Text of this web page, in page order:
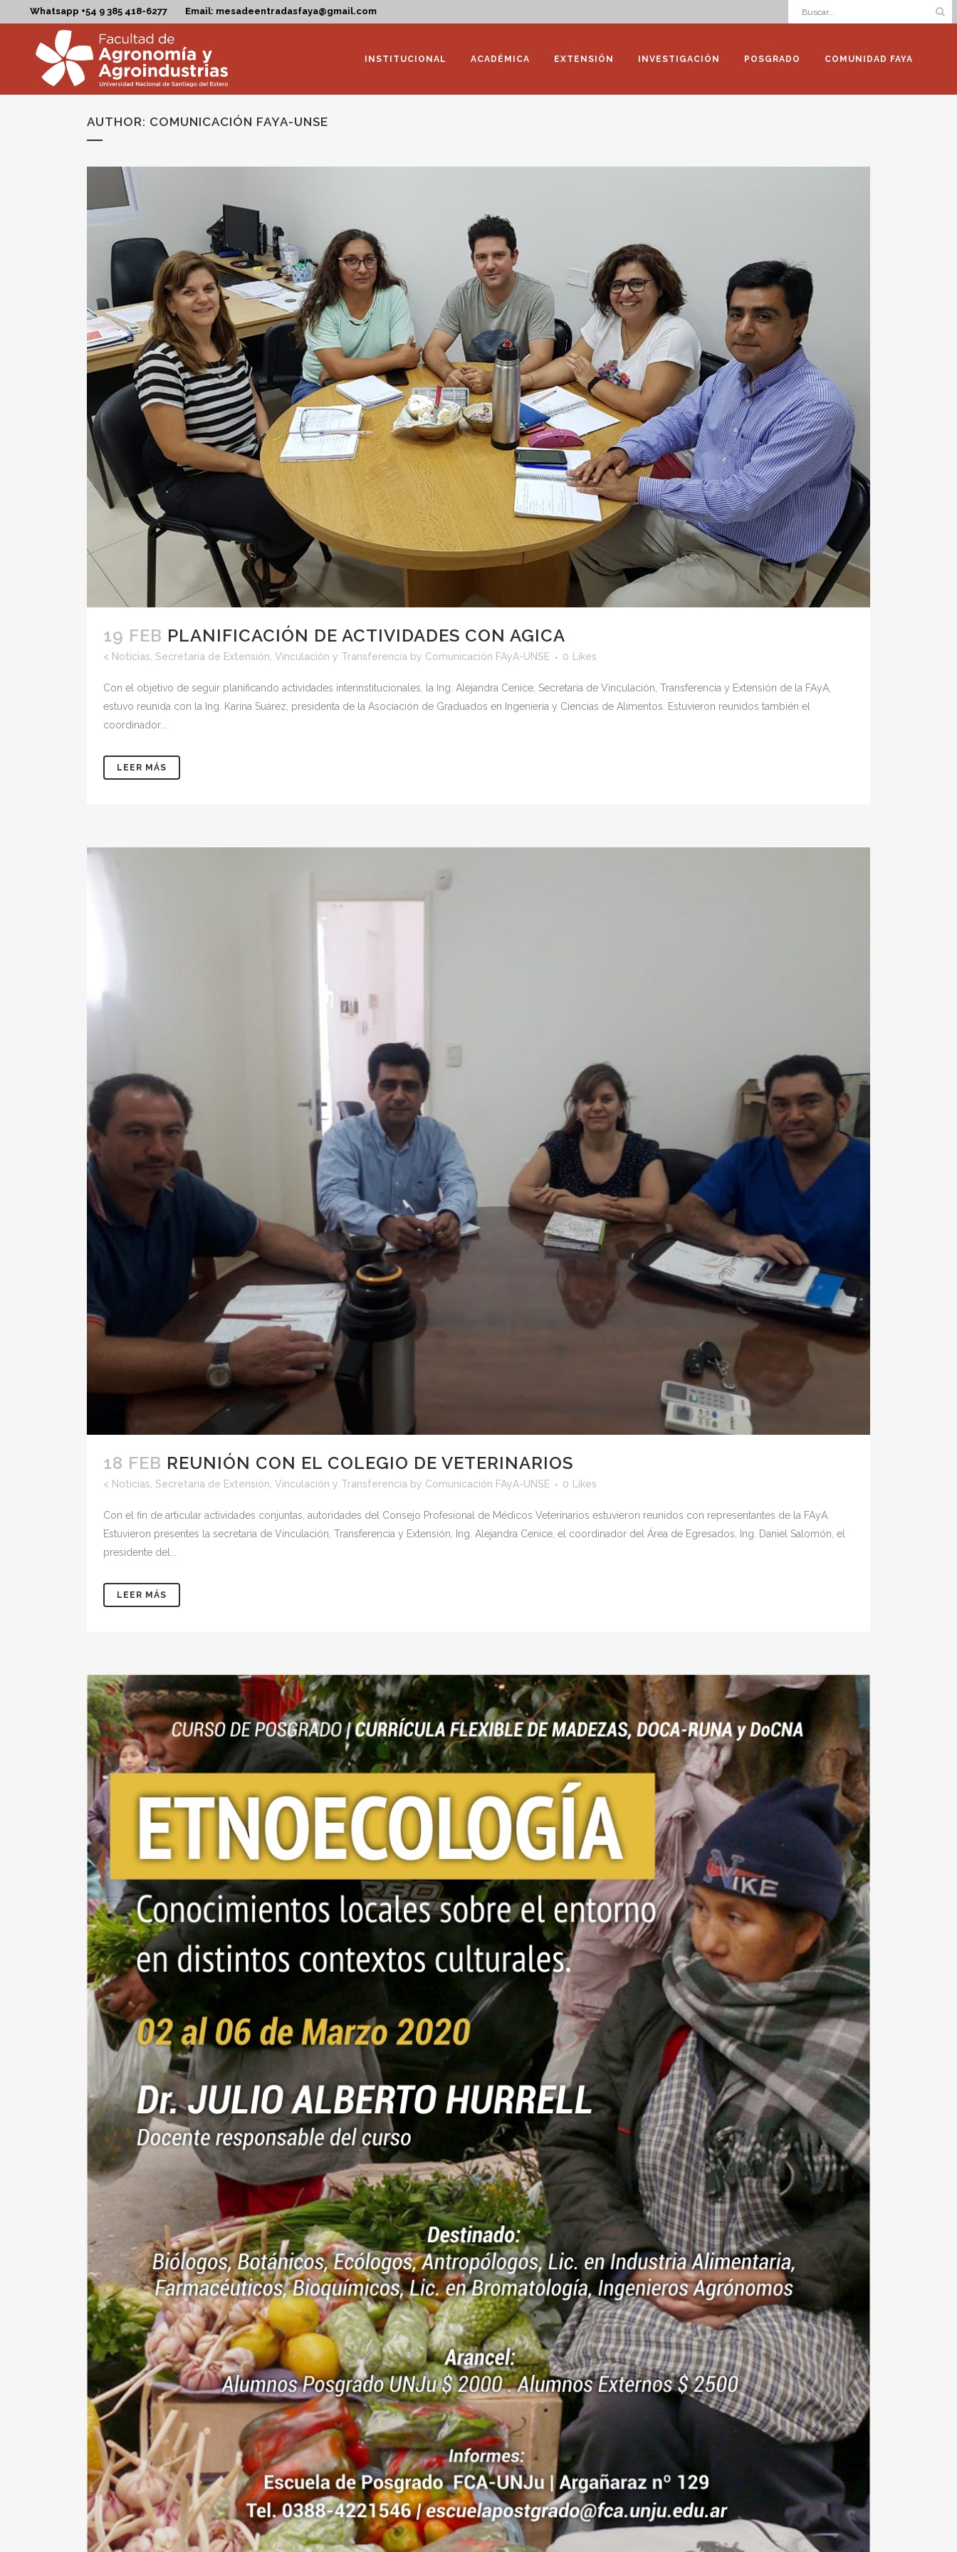
Email: mesadeentradasfaya@gmail.com
Whatsapp +54 9 385 418-6277
INSTITUCIONAL ACADÉMICA EXTENSIÓN INVESTIGACIÓN POSGRADO COMUNIDAD FAYA
AUTHOR: COMUNICACIÓN FAYA-UNSE
19 FEB PLANIFICACIÓN DE ACTIVIDADES CON AGICA
< Noticias Secretaria de Extensión, Vinculación y Transferencia by Comunicación FAyA-UNSE 0 Likes
Con el objetivo de seguir planificando actividades interinstitucionales, la Ing. Alejandra Cenice, Secretaria de Vinculación, Transferencia y Extensión de la FAyA,
estuvo reunida con la Ing. Karina Suárez, presidenta de la Asociación de Graduados en Ingeniería y Ciencias de Alimentos. Estuvieron reunidos también el
coordinador...
LEER MÁS
18 FEB REUNIÓN CON EL COLEGIO DE VETERINARIOS
< Noticias Secretaria de Extensión, Vinculación y Transferencia by Comunicación FAyA-UNSE 0 Likes
Con el fin de articular actividades conjuntas, autoridades del Consejo Profesional de Médicos Veterinarios estuvieron reunidos con representantes de la FAyA.
Estuvieron presentes la secretaria de Vinculación, Transferencia y Extensión, Ing. Alejandra Cenice, el coordinador del Área de Egresados, Ing. Daniel Salomón, el
presidente del...
LEER MÁS